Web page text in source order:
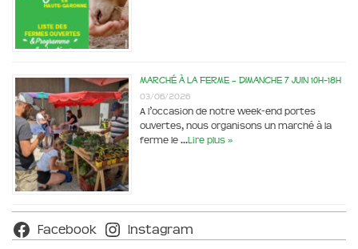
Marché à la ferme – dimanche 7 juin 10h-18h
03/06/2026
A l’occasion de notre week-end portes
ouvertes, nous organisons un marché à la
ferme le …Lire plus »
Facebook Instagram